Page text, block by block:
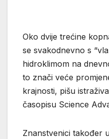
Oko dvije trećine
se svakodnevno s
hidroklimom na
to znači veće
krajnosti, pišu
časopisu Science
Znanstvenici također